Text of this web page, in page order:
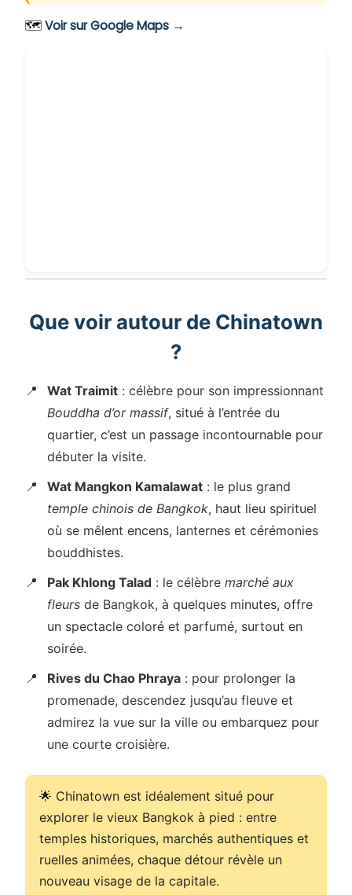
🗺️Voir sur Google Maps →
Que voir autour de Chinatown
?
Wat Traimit : célèbre pour son impressionnant
Bouddha d’or massif, situé à l’entrée du
quartier, c’est un passage incontournable pour
débuter la visite.
Wat Mangkon Kamalawat : le plus grand
temple chinois de Bangkok, haut lieu spirituel
où se mêlent encens, lanternes et cérémonies
bouddhistes.
Pak Khlong Talad : le célèbre marché aux
fleurs de Bangkok, à quelques minutes, offre
un spectacle coloré et parfumé, surtout en
soirée.
Rives du Chao Phraya : pour prolonger la
promenade, descendez jusqu’au fleuve et
admirez la vue sur la ville ou embarquez pour
une courte croisière.
🌟 Chinatown est idéalement situé pour
explorer le vieux Bangkok à pied : entre
temples historiques, marchés authentiques et
ruelles animées, chaque détour révèle un
nouveau visage de la capitale.